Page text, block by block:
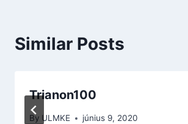
Similar Posts
Trianon100
By ULMKE június 9, 2020